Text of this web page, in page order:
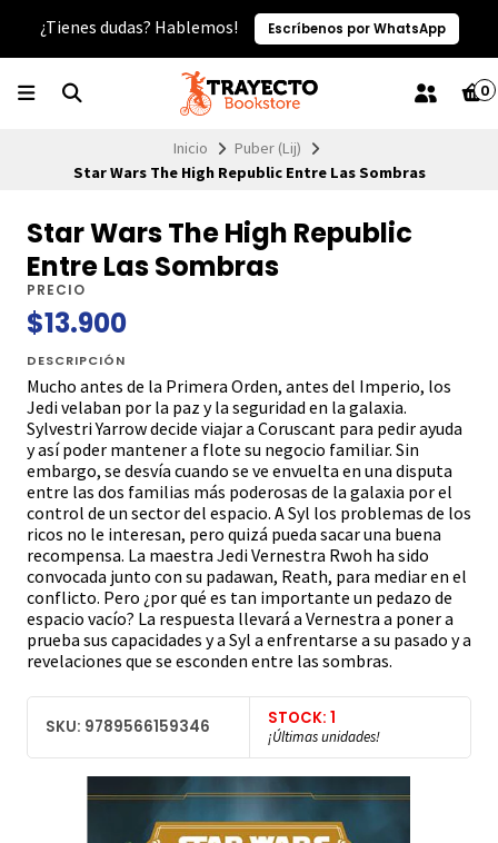
¿Tienes dudas? Hablemos! Escríbenos por WhatsApp
0
Inicio
Puber (Lij)
Star Wars The High Republic Entre Las Sombras
Star Wars The High Republic
Entre Las Sombras
PRECIO
$13.900
DESCRIPCIÓN
Mucho antes de la Primera Orden, antes del Imperio, los
Jedi velaban por la paz y la seguridad en la galaxia.
Sylvestri Yarrow decide viajar a Coruscant para pedir ayuda
y así poder mantener a flote su negocio familiar. Sin
embargo, se desvía cuando se ve envuelta en una disputa
entre las dos familias más poderosas de la galaxia por el
control de un sector del espacio. A Syl los problemas de los
ricos no le interesan, pero quizá pueda sacar una buena
recompensa. La maestra Jedi Vernestra Rwoh ha sido
convocada junto con su padawan, Reath, para mediar en el
conflicto. Pero ¿por qué es tan importante un pedazo de
espacio vacío? La respuesta llevará a Vernestra a poner a
prueba sus capacidades y a Syl a enfrentarse a su pasado y a
revelaciones que se esconden entre las sombras.
SKU: 9789566159346 STOCK: 1
¡Últimas unidades!